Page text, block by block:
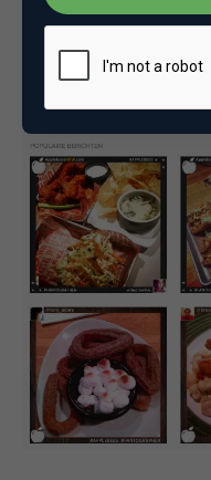
fotograferen, en
geboren.